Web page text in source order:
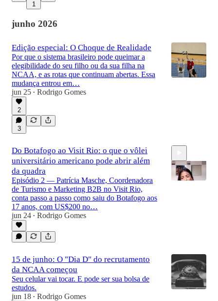
1
junho 2026
Edição especial: O Choque de Realidade
Por que o sistema brasileiro pode queimar a
elegibilidade do seu filho ou da sua filha na
NCAA, e as rotas que continuam abertas. Essa
mudança entrou em…
jun 25 • Rodrigo Gomes
2
3
Do Botafogo ao Visit Rio: o que o vôlei
universitário americano pode abrir além
da quadra
Episódio 2 — Patrícia Masche, Coordenadora
de Turismo e Marketing B2B no Visit Rio,
conta passo a passo como saiu do Botafogo aos
17 anos, com US$200 no…
jun 24 • Rodrigo Gomes
15 de junho: O "Dia D" do recrutamento
da NCAA começou
Seu celular vai tocar. E pode ser sua bolsa de
estudos.
jun 18 • Rodrigo Gomes